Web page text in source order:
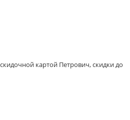
картой Петрович, скидки до